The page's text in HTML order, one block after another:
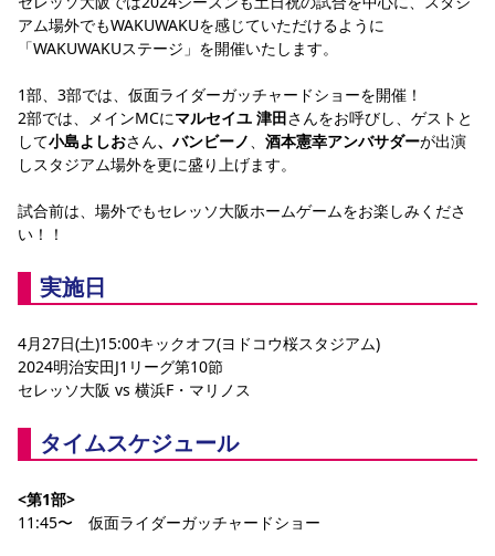
DAZNで観戦
アウェイツアー
よくある質問
サステナビリティポリシー SDGsのゴール インパクトレポート
活動レポート SPORT POSITIVE LEAGUES 取り組み実績
スポーツクラブ
関連団体/施設
セレッソスポーツパーク舞洲
YANMAR HANASAKA STADIUM
セレッソ大阪アカデミー
大人のサッカースクール
アム場外でもWAKUWAKUを感じていただけるように
「WAKUWAKUステージ」を開催いたします。
1部、3部では、仮面ライダーガッチャードショーを開催！
2部では、メインMCにマルセイユ 津田さんをお呼びし、ゲストと
して小島よしおさん、バンビーノ、 酒本憲幸アンバサダーが出演
しスタジアム場外を更に盛り上げます。
試合前は、場外でもセレッソ大阪ホームゲームをお楽しみくださ
い！！
実施日
4月27日(土)15:00キックオフ(ヨドコウ桜スタジアム)
2024明治安田J1リーグ第10節
セレッソ大阪 vs 横浜F・マリノス
タイムスケジュール
<第1部>
11:45〜　仮面ライダーガッチャードショー